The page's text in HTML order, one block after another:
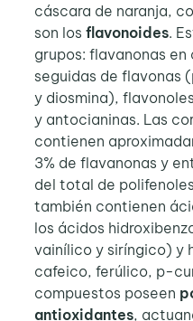
cáscara de naranja,
son los flavonoides.
grupos: flavanonas
seguidas de flavonas
y diosmina),
y antocianinas. Las
contienen
3% de flavanonas y
del total de
también contienen
los ácidos
vainílico y siríngico) y
cafeico, ferúlico, p-
compuestos poseen
antioxidantes,